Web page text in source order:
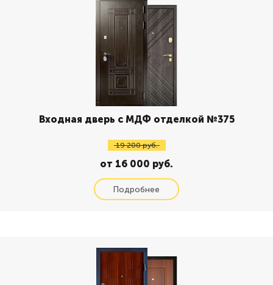
Входная дверь с МДФ отделкой №375
19 200 руб.
от 16 000 руб.